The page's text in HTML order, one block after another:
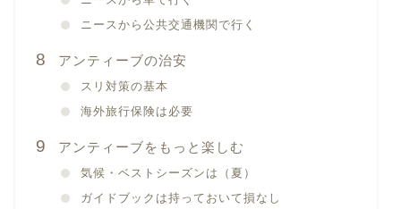
ニースから公共交通機関で行く
アンティーブの治安
スリ対策の基本
海外旅行保険は必要
アンティーブをもっと楽しむ
気候・ベストシーズンは（夏）
ガイドブックは持っておいて損なし